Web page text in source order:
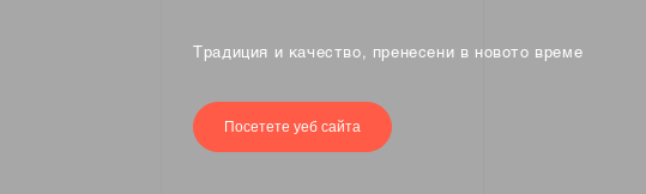
Традиция и качество, пренесени в новото време
Посетете уеб сайта